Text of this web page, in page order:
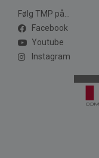
Følg TMP på...
Facebook
Youtube
Instagram